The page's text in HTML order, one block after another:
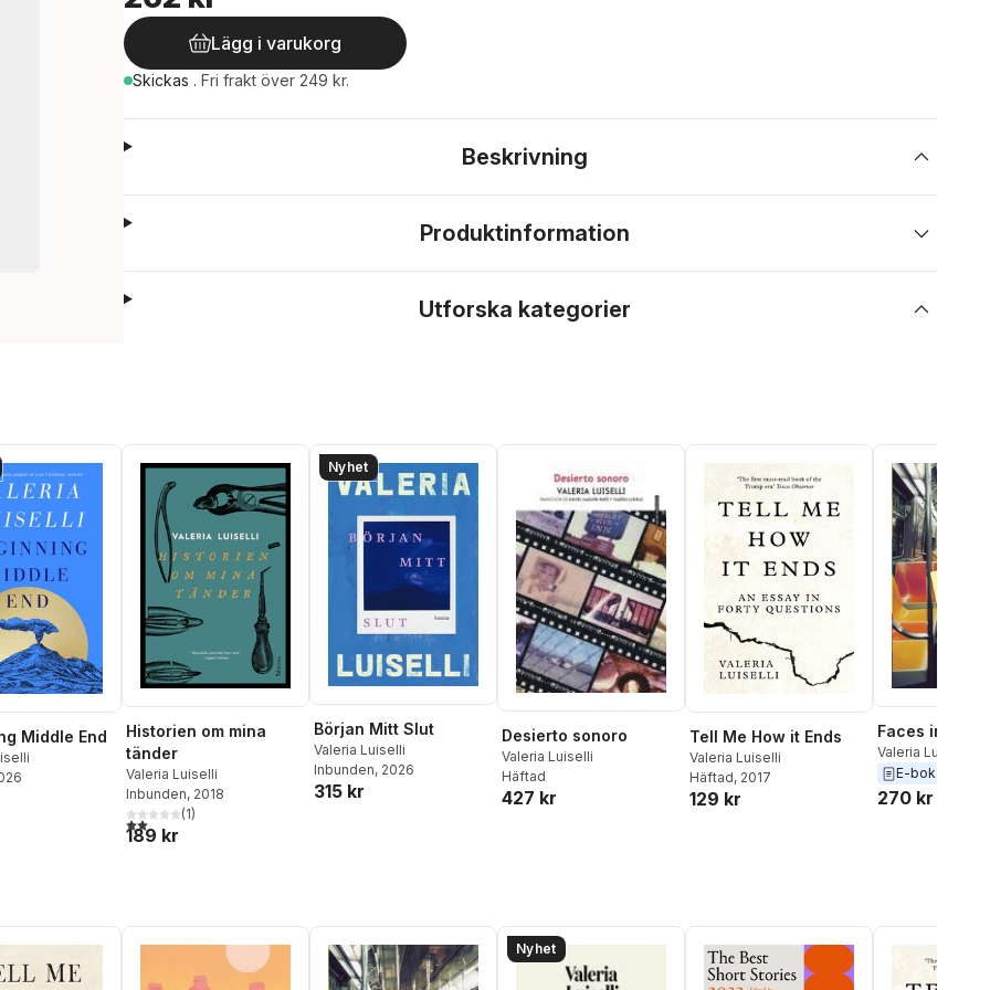
Lägg i varukorg
Skickas . Fri frakt över 249 kr.
Beskrivning
Produktinformation
Utforska kategorier
Middle End
Historien om mina
tänder
Valeria Luiselli
Inbunden, 2018
2,0utav 5 stjärnor. Totalt antal röster:
(1)
189 kr
Nyhet
Början Mitt Slut
Valeria Luiselli
Inbunden, 2026
315 kr
Desierto sonoro
Valeria Luiselli
Häftad
427 kr
Tell Me How it Ends
Valeria Luiselli
Häftad, 2017
129 kr
Faces in the
Valeria Luiselli
E-bok
270 kr
Nyhet